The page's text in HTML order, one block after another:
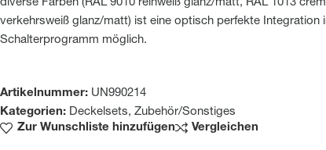
diverse Farben (RAL 9010 reinweiß glanz/matt, RAL 1013
verkehrsweiß glanz/matt) ist eine optisch perfekte Integration
Schalterprogramm möglich.
Artikelnummer: UN990214
Kategorien: Deckelsets, Zubehör/Sonstiges
Zur Wunschliste hinzufügen
Vergleichen